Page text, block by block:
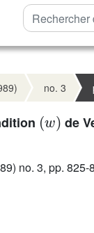
no. 3
( )
de
no. 3, pp. 825-